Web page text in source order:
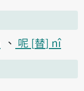
呢 替 nî